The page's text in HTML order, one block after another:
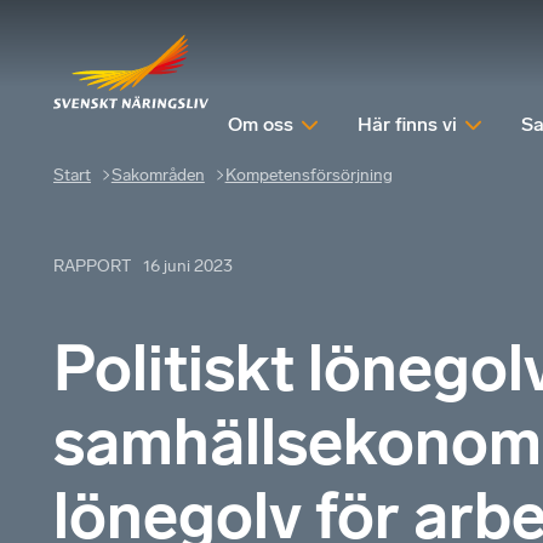
Om oss Här finns vi
Start Sakområden Kompetensförsörjning
RAPPORT 16 juni 2023
Politiskt
lönegolv för